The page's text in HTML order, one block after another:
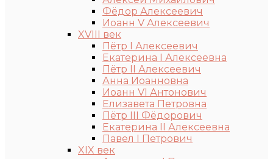
Фёдор Алексеевич
Иоанн V Алексеевич
XVIII век
Пётр I Алексеевич
Екатерина I Алексеевна
Пётр II Алексеевич
Анна Иоанновна
Иоанн VI Антонович
Елизавета Петровна
Пётр III Фёдорович
Екатерина II Алексеевна
Павел I Петрович
XIX век